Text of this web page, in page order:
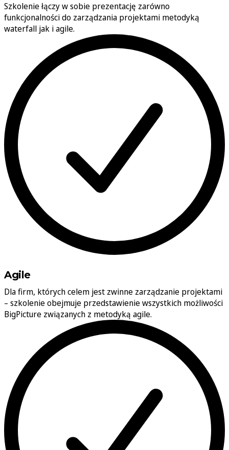
Szkolenie łączy w sobie prezentację zarówno
funkcjonalności do zarządzania projektami metodyką
waterfall jak i agile.
Agile
Dla firm, których celem jest zwinne zarządzanie projektami
– szkolenie obejmuje przedstawienie wszystkich możliwości
BigPicture związanych z metodyką agile.